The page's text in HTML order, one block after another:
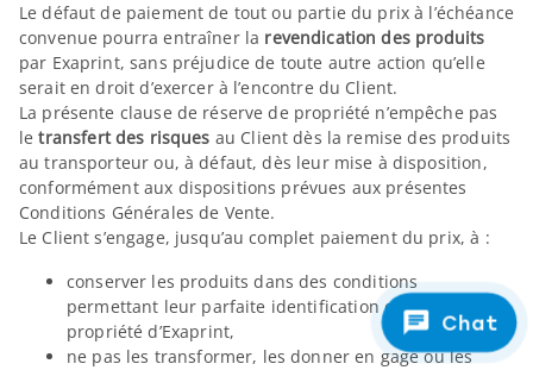
Le défaut de paiement de tout ou partie du prix à l’échéance
convenue pourra entraîner la revendication des produits
par Exaprint, sans préjudice de toute autre action qu’elle
serait en droit d’exercer à l’encontre du Client.
La présente clause de réserve de propriété n’empêche pas
letransfert des risques au Client dès la remise des produits
au transporteur ou, à défaut, dès leur mise à disposition,
conformément aux dispositions prévues aux présentes
Conditions Générales de Vente.
Le Client s’engage, jusqu’au complet paiement du prix, à :
conserver les produits dans des conditions
permettant leur parfaite identification comme étant la
propriété d’Exaprint,
ne pas les transformer, les donner en gage ou les
Chat